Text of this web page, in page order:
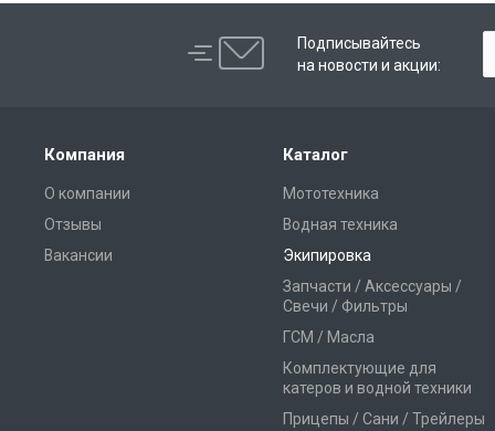
Подписывайтесь
на новости и акции:
Компания
О компании
Отзывы
Вакансии
Каталог
Мототехника
Водная техника
Экипировка
Запчасти / Аксессуары /
Свечи / Фильтры
ГСМ / Масла
Комплектующие для
катеров и водной техники
Прицепы / Сани / Трейлеры